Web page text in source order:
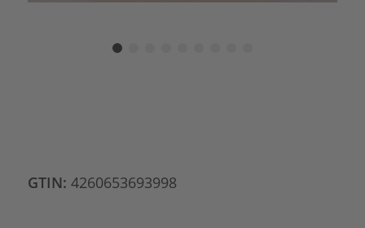
GTIN: 4260653693998